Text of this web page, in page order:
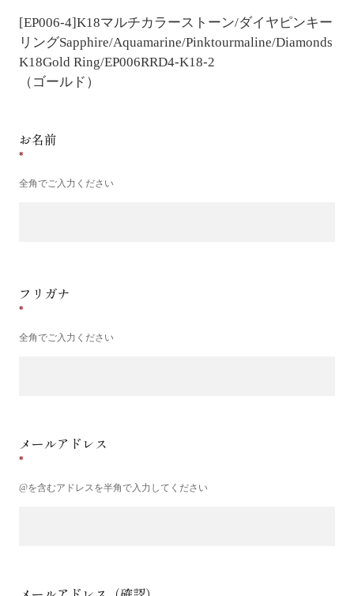
[EP006-4]K18マルチカラーストーン/ダイヤピンキー
リングSapphire/Aquamarine/Pinktourmaline/Diamonds
K18Gold Ring/EP006RRD4-K18-2
（ゴールド）
お名前
全角でご入力ください
フリガナ
全角でご入力ください
メールアドレス
@を含むアドレスを半角で入力してください